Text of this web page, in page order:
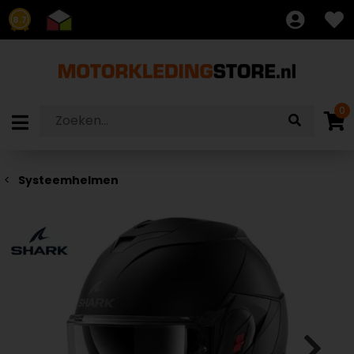
8.7
0
Systeemhelmen